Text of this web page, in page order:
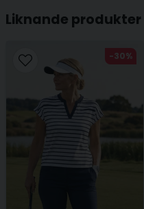
Liknande produkter
-30%
Ja, ni får publicera